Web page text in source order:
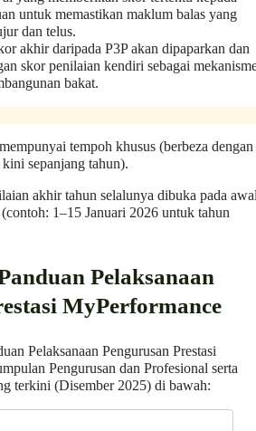
untuk memastikan maklum balas yang
dan telus.
akhir daripada P3P akan dipaparkan dan
skor penilaian kendiri sebagai
bakat.
tempoh khusus (berbeza dengan
sepanjang tahun).
akhir tahun selalunya dibuka pada
1–15 Januari 2026 untuk tahun
Pelaksanaan
MyPerformance
Pelaksanaan Pengurusan Prestasi
Pengurusan dan Profesional serta
terkini (Disember 2025) di bawah: